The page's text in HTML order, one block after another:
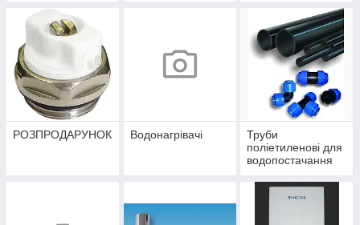
РОЗПРОДАРУНОК Водонагрівачі
Труби
поліетиленові для
водопостачання